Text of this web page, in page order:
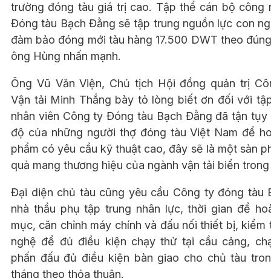
trường đóng tàu giá trị cao. Tập thể cán bộ công
Đóng tàu Bạch Đằng sẽ tập trung nguồn lực con
đảm bảo đóng mới tàu hàng 17.500 DWT theo
ông Hùng nhấn mạnh.
Ông Vũ Văn Viện, Chủ tịch Hội đồng quản trị
Vận tải Minh Thắng bày tỏ lòng biết ơn đối với
nhân viên Công ty Đóng tàu Bạch Đằng đã tận
độ của những người thợ đóng tàu Việt Nam để
phẩm có yêu cầu kỹ thuật cao, đây sẽ là một sản
quả mang thương hiệu của ngành vận tải biển
Đại diện chủ tàu cũng yêu cầu Công ty đóng tàu
nhà thầu phụ tập trung nhân lực, thời gian để
mục, căn chỉnh máy chính và đấu nối thiết bị,
nghệ để đủ điều kiện chạy thử tại cầu cảng,
phấn đấu đủ điều kiện bàn giao cho chủ tàu
tháng theo thỏa thuận.